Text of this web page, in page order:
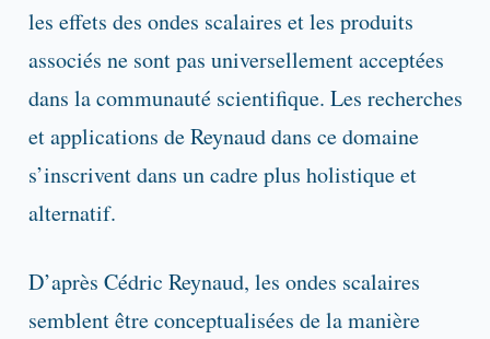
les effets des ondes scalaires et les produits
associés ne sont pas universellement acceptées
dans la communauté scientifique. Les recherches
et applications de Reynaud dans ce domaine
s’inscrivent dans un cadre plus holistique et
alternatif.
D’après Cédric Reynaud, les ondes scalaires
semblent être conceptualisées de la manière